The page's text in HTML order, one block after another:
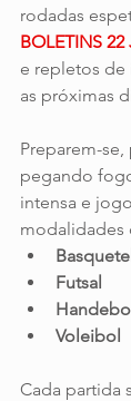
rodadas
BOLETINS 22
e repletos de
as próximas
Preparem-se,
pegando
intensa e
modalidades
Futsal
Voleibol
Cada partida